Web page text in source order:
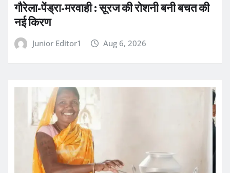
गौरेला-पेंड्रा-मरवाही : सूरज की रोशनी बनी बचत की
नई किरण
Junior Editor1 Aug 6, 2026